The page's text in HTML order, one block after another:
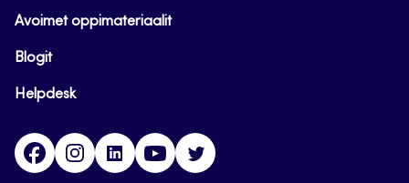
Avoimet oppimateriaalit
Blogit
Helpdesk
FacebookInstagram
LinkedInYoutube